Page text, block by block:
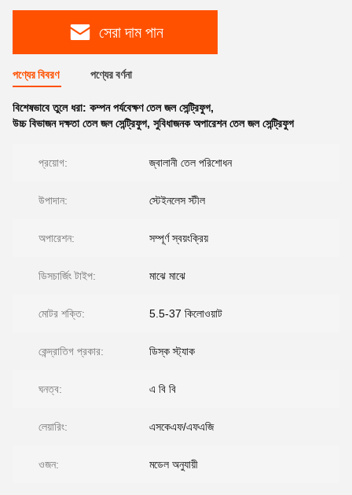
সেরা দাম পান
পণ্যের বিবরণ পণ্যের বর্ণনা
বিশেষভাবে তুলে ধরা: কম্পন পর্যবেক্ষণ তেল জল সেন্ট্রিফুগ,
উচ্চ বিভাজন দক্ষতা তেল জল সেন্ট্রিফুগ, সুবিধাজনক অপারেশন তেল জল সেন্ট্রিফুগ
প্রয়োগ: জ্বালানী তেল পরিশোধন
উপাদান: স্টেইনলেস স্টীল
অপারেশন: সম্পূর্ণ স্বয়ংক্রিয়
ডিসচার্জিং টাইপ: মাঝে মাঝে
মোটর শক্তি: 5.5-37 কিলোওয়াট
কেন্দ্রাতিগ প্রকার: ডিস্ক স্ট্যাক
ঘনত্ব: এ বি বি
লেয়ারিং: এসকেএফ/এফএজি
ওজন: মডেল অনুযায়ী